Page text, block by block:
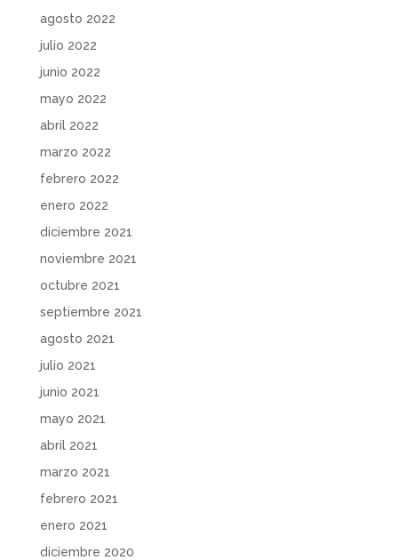
agosto 2022
julio 2022
junio 2022
mayo 2022
abril 2022
marzo 2022
febrero 2022
enero 2022
diciembre 2021
noviembre 2021
octubre 2021
septiembre 2021
agosto 2021
julio 2021
junio 2021
mayo 2021
abril 2021
marzo 2021
febrero 2021
enero 2021
diciembre 2020